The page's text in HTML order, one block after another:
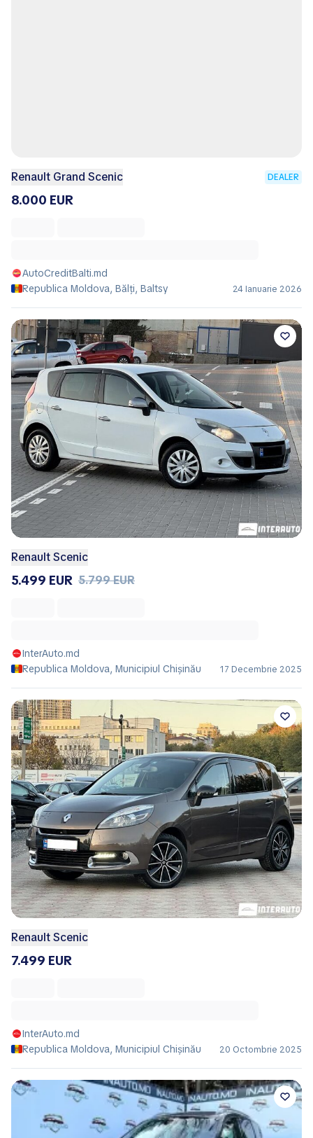
Renault Grand Scenic DEALER
8.000 EUR
AutoCreditBalti.md
Republica Moldova, Bălţi, Baltsy
24 Ianuarie 2026
Renault Scenic
5.499 EUR 5.799 EUR
InterAuto.md
Republica Moldova, Municipiul Chișinău
17 Decembrie 2025
Renault Scenic
7.499 EUR
InterAuto.md
Republica Moldova, Municipiul Chișinău
20 Octombrie 2025